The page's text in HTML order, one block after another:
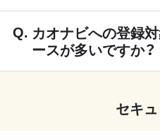
カオナビへの登録
ースが多いですか？
セキ